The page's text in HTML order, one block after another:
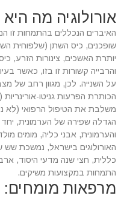
אורולוגיה מה
האיברים הנכללים בהתמחות זו
שופכנים, כיס השתן (שלפוחית
יותרת האשכים, צינורות הזרע,
והרבייה קשורות זו בזו, כאשר
על השנייה. לכן, מגוון רחב של
הכותרת הפרעות גניטו-
משלבת את הטיפול הרפואי (לא
הגדלה שפירה של הערמונית, יחד
והערמונית, אבני כליה, מומים
האורולוגים בישראל, נמשכת שש
כללית, חצי שנה מדעי היסוד,
התמחות במקצועות משיקים.
מרפאות מומחים: